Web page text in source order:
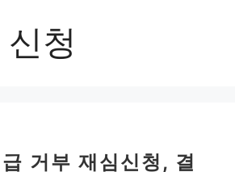
청
거부 재심신청, 결